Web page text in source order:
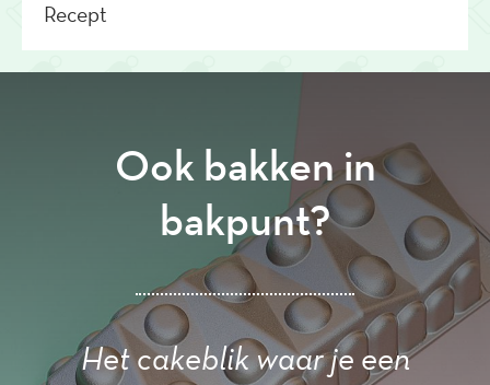
Recept
Ook bakken in
bakpunt?
Het cakeblik waar je een